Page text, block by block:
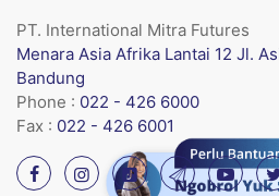
PT. International Mitra Futures
Menara Asia Afrika Lantai 12 Jl.
Bandung
Phone : 022 - 426 6000
Fax : 022 - 426 6001